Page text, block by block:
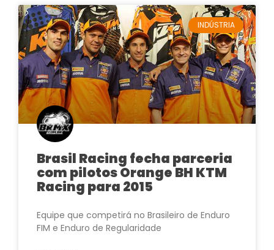
INDÚSTRIA
Brasil Racing fecha parceria
com pilotos Orange BH KTM
Racing para 2015
Equipe que competirá no Brasileiro de Enduro
FIM e Enduro de Regularidade